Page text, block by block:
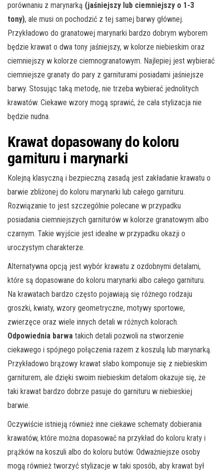
porównaniu z marynarką (jaśniejszy lub ciemniejszy o 1-3
tony), ale musi on pochodzić z tej samej barwy głównej.
Przykładowo do granatowej marynarki bardzo dobrym wyborem
będzie krawat o dwa tony jaśniejszy, w kolorze niebieskim oraz
ciemniejszy w kolorze ciemnogranatowym. Najlepiej jest wybierać
ciemniejsze granaty do pary z garniturami posiadami jaśniejsze
barwy. Stosując taką metodę, nie trzeba wybierać jednolitych
krawatów. Ciekawe wzory mogą sprawić, że cała stylizacja nie
będzie nudna.
Krawat dopasowany do koloru
garnituru i marynarki
Kolejną klasyczną i bezpieczną zasadą jest zakładanie krawatu o
barwie zbliżonej do koloru marynarki lub całego garnituru.
Rozwiązanie to jest szczególnie polecane w przypadku
posiadania ciemniejszych garniturów w kolorze granatowym albo
czarnym. Takie wyjście jest idealne w przypadku okazji o
uroczystym charakterze.
Alternatywna opcją jest wybór krawatu z ozdobnymi detalami,
które są dopasowane do koloru marynarki albo całego garnituru.
Na krawatach bardzo często pojawiają się różnego rodzaju
groszki, kwiaty, wzory geometryczne, motywy sportowe,
zwierzęce oraz wiele innych detali w różnych kolorach.
Odpowiednia barwa takich detali pozwoli na stworzenie
ciekawego i spójnego połączenia razem z koszulą lub marynarką.
Przykładowo brązowy krawat słabo komponuje się z niebieskim
garniturem, ale dzięki swoim niebieskim detalom okazuje się, że
taki krawat bardzo dobrze pasuje do garnituru w niebieskiej
barwie.
Oczywiście istnieją również inne ciekawe schematy dobierania
krawatów, które można dopasować na przykład do koloru kraty i
prążków na koszuli albo do koloru butów. Odważniejsze osoby
mogą również tworzyć stylizacje w taki sposób, aby krawat był